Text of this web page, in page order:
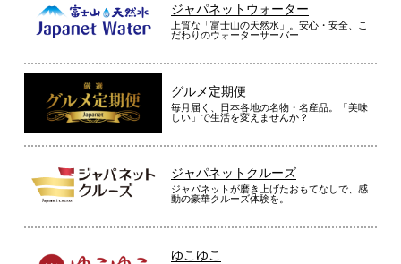
広いといいなと思いました。
（埼玉県
「お客様の声」は実際にご購入されたお客様からのご意見を掲載しておりま
商品により、同一シリーズをご購入された方の声を含みます。
ジャパネットウォーター
上質な「富士山の天然水」。安心・安全、こ
だわりのウォーターサーバー
グルメ定期便
毎月届く、日本各地の名物・名産品。「美味
しい」で生活を変えませんか？
ジャパネットクルーズ
ジャパネットが磨き上げたおもてなしで、感
動の豪華クルーズ体験を。
ゆこゆこ